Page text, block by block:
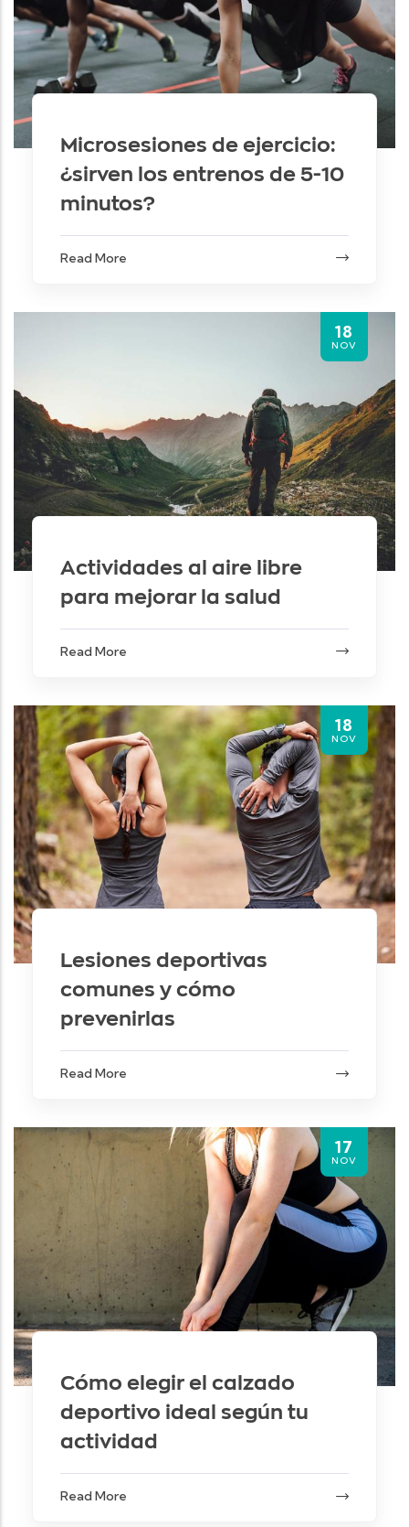
Microsesiones de ejercicio:
¿sirven los entrenos de 5-10
minutos?
Read More
18
NOV
Actividades al aire libre
para mejorar la salud
Read More
18
NOV
Lesiones deportivas
comunes y cómo
prevenirlas
Read More
17
NOV
Cómo elegir el calzado
deportivo ideal según tu
actividad
Read More